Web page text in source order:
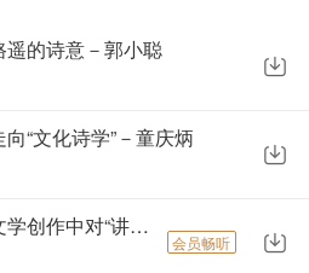
遥的诗意－郭小聪
“文化诗学”－童庆炳
文学的个性 - 003 - 文学创作中对“讲话”的认识－苏叔阳
会员畅听